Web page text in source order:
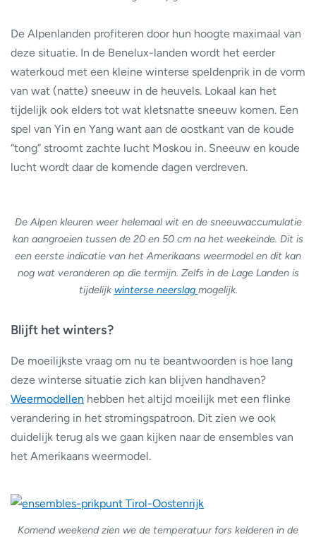
De Alpenlanden profiteren door hun hoogte maximaal van
deze situatie. In de Benelux-landen wordt het eerder
waterkoud met een kleine winterse speldenprik in de vorm
van wat (natte) sneeuw in de heuvels. Lokaal kan het
tijdelijk ook elders tot wat kletsnatte sneeuw komen. Een
spel van Yin en Yang want aan de oostkant van de koude
“tong” stroomt zachte lucht Moskou in. Sneeuw en koude
lucht wordt daar de komende dagen verdreven.
De Alpen kleuren weer helemaal wit en de sneeuwaccumulatie
kan aangroeien tussen de 20 en 50 cm na het weekeinde. Dit is
een eerste indicatie van het Amerikaans weermodel en dit kan
nog wat veranderen op die termijn. Zelfs in de Lage Landen is
tijdelijk winterse neerslag mogelijk.
Blijft het winters?
De moeilijkste vraag om nu te beantwoorden is hoe lang
deze winterse situatie zich kan blijven handhaven?
Weermodellen hebben het altijd moeilijk met een flinke
verandering in het stromingspatroon. Dit zien we ook
duidelijk terug als we gaan kijken naar de ensembles van
het Amerikaans weermodel.
Komend weekend zien we de temperatuur fors kelderen in de